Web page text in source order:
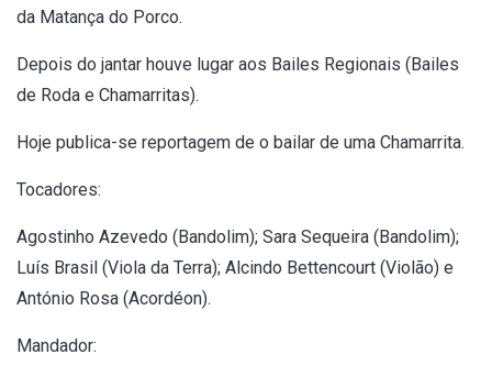
da Matança do Porco.
Depois do jantar houve lugar aos Bailes Regionais (Bailes
de Roda e Chamarritas).
Hoje publica-se reportagem de o bailar de uma Chamarrita.
Tocadores:
Agostinho Azevedo (Bandolim); Sara Sequeira (Bandolim);
Luís Brasil (Viola da Terra); Alcindo Bettencourt (Violão) e
António Rosa (Acordéon).
Mandador: